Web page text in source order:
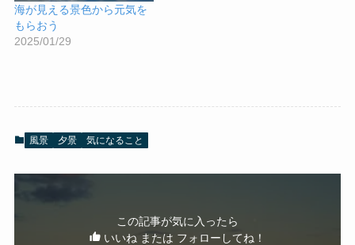
海が見える景色から元気を
もらおう
2025/01/29
風景 夕景 気になること
この記事が気に入ったら
いいね または フォローしてね！